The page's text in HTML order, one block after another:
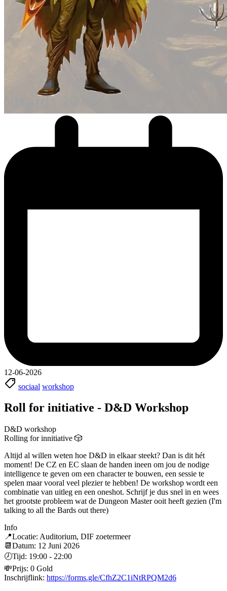
12-06-2026
sociaal workshop
Roll for initiative - D&D Workshop
D&D workshop
Rolling for innitiative 🎲
Altijd al willen weten hoe D&D in elkaar steekt? Dan is dit hét
moment! De CZ en EC slaan de handen ineen om jou de nodige
intelligence te geven om een character te bouwen, een sessie te
spelen maar vooral veel plezier te hebben! De workshop wordt een
combinatie van uitleg en een oneshot. Schrijf je dus snel in en wees
het grootste probleem wat de Dungeon Master ooit heeft gezien (I'm
talking to all the Bards out there)
Info
📍Locatie: Auditorium, DIF zoetermeer
📆Datum: 12 Juni 2026
🕗Tijd: 19:00 - 22:00
💸Prijs: 0 Gold
Inschrijflink: https://forms.gle/CfhZ2C1iNtRPQM2d6